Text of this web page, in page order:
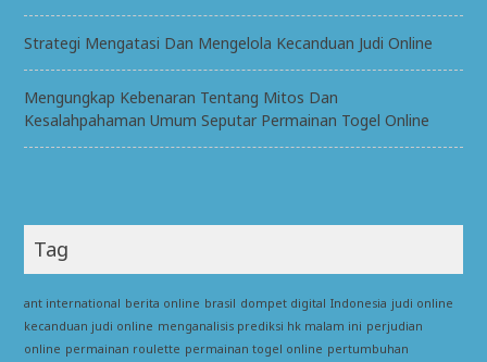
Strategi Mengatasi Dan Mengelola Kecanduan Judi Online
Mengungkap Kebenaran Tentang Mitos Dan
Kesalahpahaman Umum Seputar Permainan Togel Online
Tag
ant international berita online brasil dompet digital Indonesia judi online
kecanduan judi online menganalisis prediksi hk malam ini perjudian
online permainan roulette permainan togel online pertumbuhan